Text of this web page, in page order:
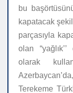
bu
kapatacak
parçasıyla
olan
olarak
Terekeme